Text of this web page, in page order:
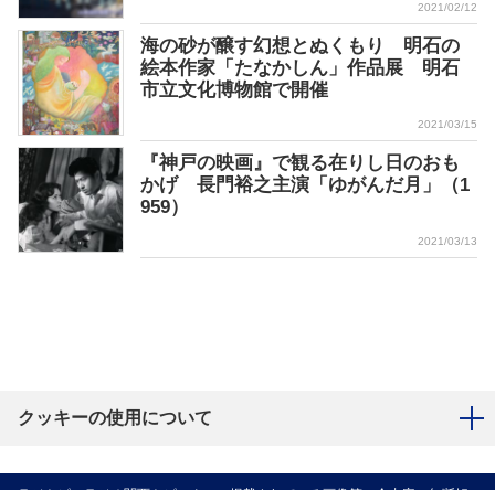
2021/02/12
海の砂が醸す幻想とぬくもり 明石の
絵本作家「たなかしん」作品展 明石
市立文化博物館で開催
2021/03/15
『神戸の映画』で観る在りし日のおも
かげ 長門裕之主演「ゆがんだ月」（1
959）
2021/03/13
クッキーの使用について